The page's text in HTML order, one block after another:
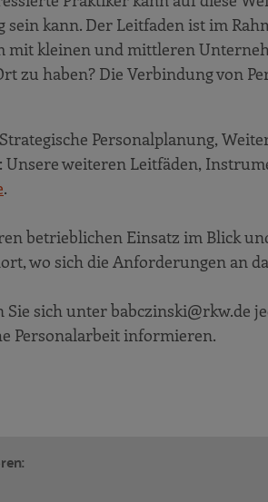
kann. Der Leitfaden ist im
kleinen und mittleren
haben? Die Verbindung von
Personalplanung,
weiteren Leitfäden,
.
betrieblichen Einsatz im Blick
wo sich die Anforderungen an
Sie sich unter
Personalarbeit informieren.